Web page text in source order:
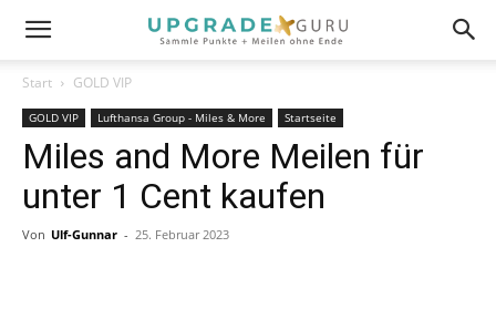
Start GOLD VIP
GOLD VIP Lufthansa Group - Miles & More Startseite
Miles and More Meilen für
unter 1 Cent kaufen
Von Ulf-Gunnar - 25. Februar 2023